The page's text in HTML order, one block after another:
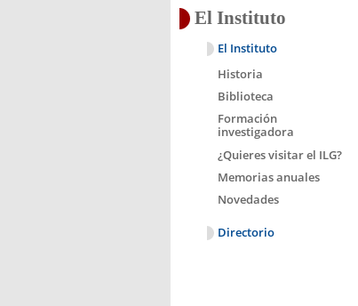
El Instituto
El Instituto
Historia
Biblioteca
Formación
investigadora
¿Quieres visitar el ILG?
Memorias anuales
Novedades
Directorio